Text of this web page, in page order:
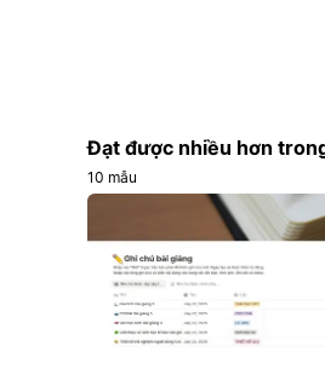
Đạt được nhiều hơn
10 mẫu